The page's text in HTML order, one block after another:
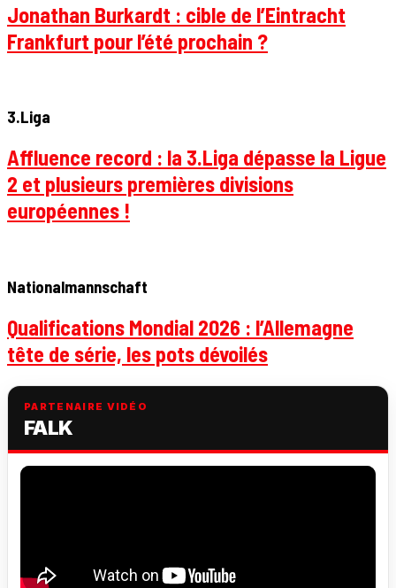
Jonathan Burkardt : cible de l’Eintracht
Frankfurt pour l’été prochain ?
3.Liga
Affluence record : la 3.Liga dépasse la Ligue
2 et plusieurs premières divisions
européennes !
Nationalmannschaft
Qualifications Mondial 2026 : l’Allemagne
tête de série, les pots dévoilés
PARTENAIRE VIDÉO
FALK